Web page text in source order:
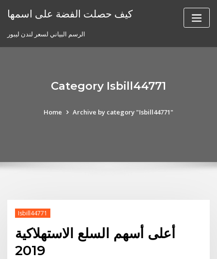
كيف حصلت الفضة على اسمها
الرسم البياني لسعر لندن ليبور
Category Isbill44771
Home Archive by category "Isbill44771"
Isbill44771
أعلى أسهم السلع الاستهلاكية
2019